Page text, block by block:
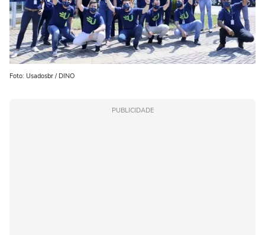
Foto: Usadosbr / DINO
PUBLICIDADE